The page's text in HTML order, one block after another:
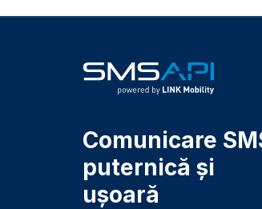
Comunicare
puternică și
ușoară